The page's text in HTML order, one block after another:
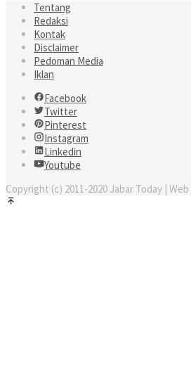
Tentang
Redaksi
Kontak
Disclaimer
Pedoman Media
Iklan
Facebook
Twitter
Pinterest
Instagram
Linkedin
Youtube
Copyright (c) 2011-2020 Jabar Today |